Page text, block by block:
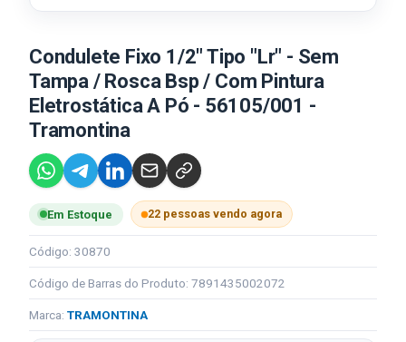
Condulete Fixo 1/2" Tipo "Lr" - Sem
Tampa / Rosca Bsp / Com Pintura
Eletrostática A Pó - 56105/001 -
Tramontina
Em Estoque 22 pessoas vendo agora
Código: 30870
Código de Barras do Produto: 7891435002072
Marca: TRAMONTINA